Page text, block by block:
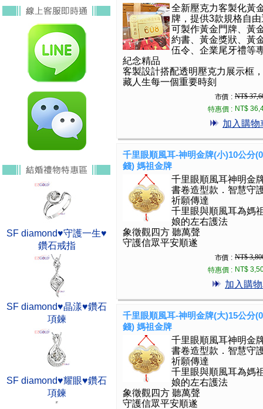
SF diamond♥守護一生♥
鑽石戒指
SF diamond♥晶漾♥鑽石
項鍊
SF diamond♥耀眼♥鑽石
項鍊
全新壓克力客製化黃
牌，提供3款規格自
可製作黃金門牌、黃
約書、黃金獎狀、黃
伍令、企業尾牙禮等
紀念精品
客製設計搭配透明壓克力展示框
藏人生每一個重要時刻
市價 : NT$
特惠價 : NT$
加入購物
千里眼順風耳-神明金牌(小)10公分
錢) 媽祖金牌
千里眼順風耳神明金
書卷造型款．智慧守
祈願傳達
千里眼與順風耳為媽
娘的左右護法
象徵觀四方 聽萬聲
守護信眾平安順遂
市價 : NT$
特惠價 : NT$
加入購
千里眼順風耳-神明金牌(大)15公分
錢) 媽祖金牌
千里眼順風耳神明金
書卷造型款．智慧守
祈願傳達
千里眼與順風耳為媽
娘的左右護法
象徵觀四方 聽萬聲
守護信眾平安順遂